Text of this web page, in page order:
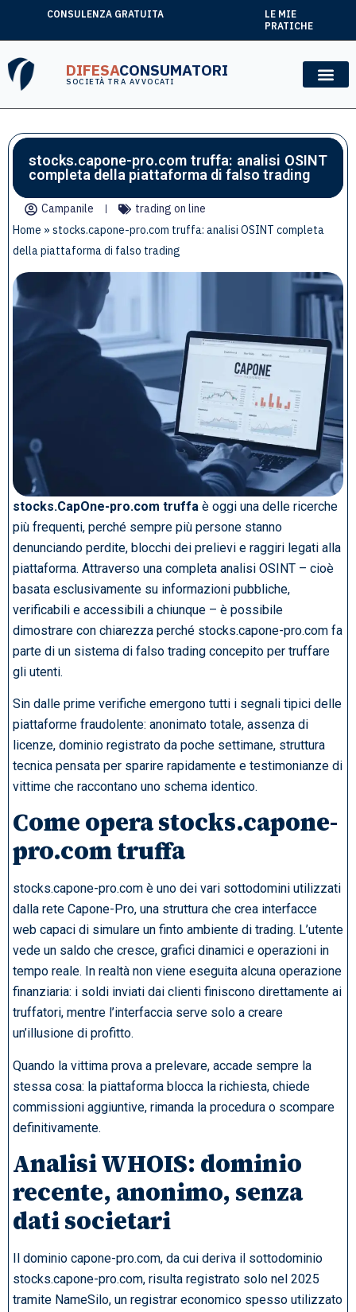
CONSULENZA GRATUITA
LE MIE
PRATICHE
DIFESACONSUMATORI
SOCIETÀ TRA AVVOCATI
stocks.capone-pro.com truffa: analisi OSINT
completa della piattaforma di falso trading
Campanile
trading on line
Home » stocks.capone-pro.com truffa: analisi OSINT completa
della piattaforma di falso trading
stocks.CapOne-pro.com truffa è oggi una delle ricerche
più frequenti, perché sempre più persone stanno
denunciando perdite, blocchi dei prelievi e raggiri legati alla
piattaforma. Attraverso una completa analisi OSINT – cioè
basata esclusivamente su informazioni pubbliche,
verificabili e accessibili a chiunque – è possibile
dimostrare con chiarezza perché stocks.capone-pro.com fa
parte di un sistema di falso trading concepito per truffare
gli utenti.
Sin dalle prime verifiche emergono tutti i segnali tipici delle
piattaforme fraudolente: anonimato totale, assenza di
licenze, dominio registrato da poche settimane, struttura
tecnica pensata per sparire rapidamente e testimonianze di
vittime che raccontano uno schema identico.
Come opera stocks.capone-
pro.com truffa
stocks.capone-pro.com è uno dei vari sottodomini utilizzati
dalla rete Capone-Pro, una struttura che crea interfacce
web capaci di simulare un finto ambiente di trading. L’utente
vede un saldo che cresce, grafici dinamici e operazioni in
tempo reale. In realtà non viene eseguita alcuna operazione
finanziaria: i soldi inviati dai clienti finiscono direttamente ai
truffatori, mentre l’interfaccia serve solo a creare
un’illusione di profitto.
Quando la vittima prova a prelevare, accade sempre la
stessa cosa: la piattaforma blocca la richiesta, chiede
commissioni aggiuntive, rimanda la procedura o scompare
definitivamente.
Analisi WHOIS: dominio
recente, anonimo, senza
dati societari
Il dominio capone-pro.com, da cui deriva il sottodominio
stocks.capone-pro.com, risulta registrato solo nel 2025
tramite NameSilo, un registrar economico spesso utilizzato